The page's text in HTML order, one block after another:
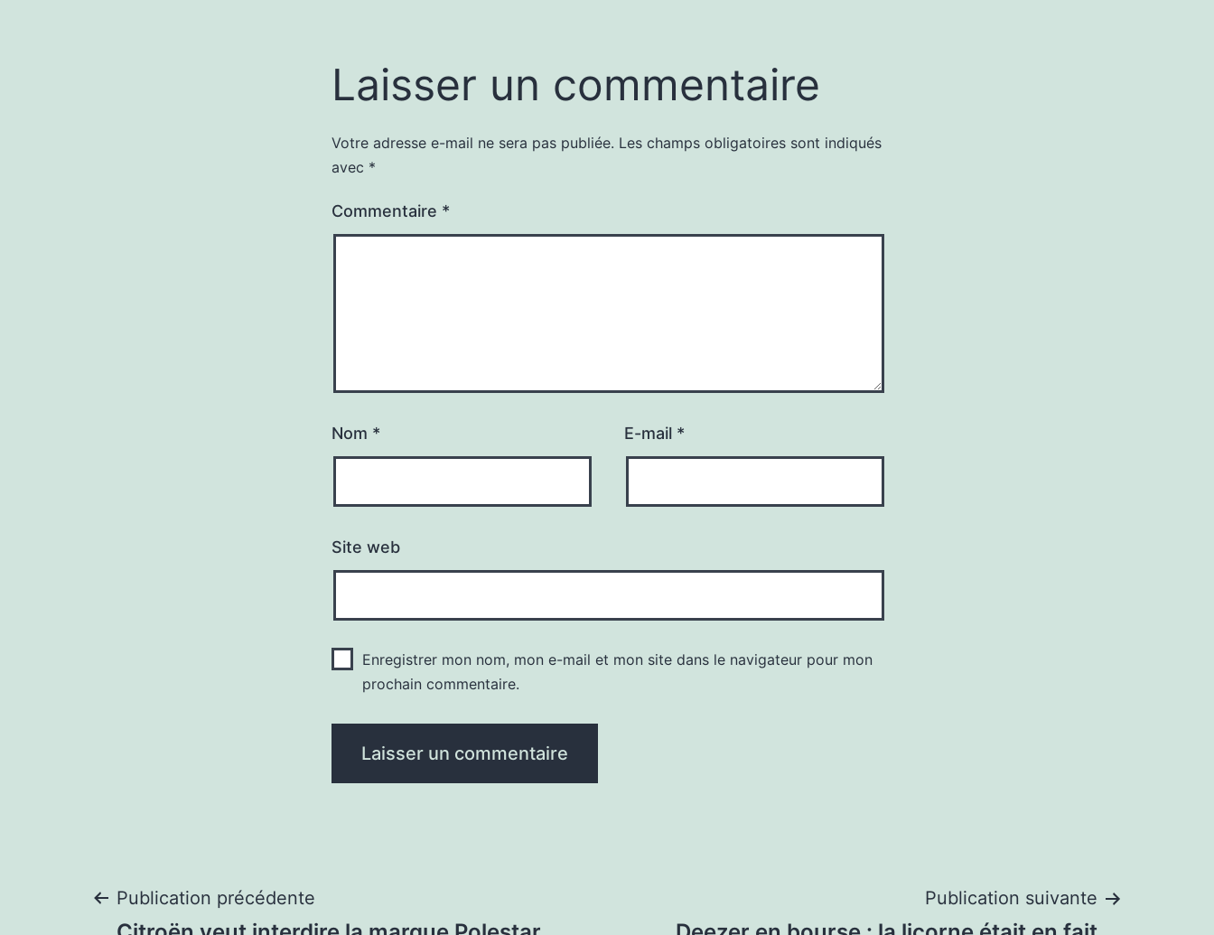
Laisser un commentaire
Votre adresse e-mail ne sera pas publiée. Les champs obligatoires sont indiqués
avec *
Commentaire *
Nom * E-mail *
Site web
Enregistrer mon nom, mon e-mail et mon site dans le navigateur pour mon
prochain commentaire.
Navigation
Publication précédente Publication suivante